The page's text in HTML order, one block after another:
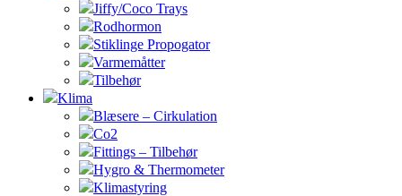
Jiffy/Coco Trays
Rodhormon
Stiklinge Propogator
Varmemåtter
Tilbehør
Klima
Blæsere – Cirkulation
Co2
Fittings – Tilbehør
Hygro & Thermometer
Klimastyring